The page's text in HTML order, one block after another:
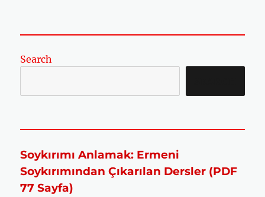
Search
Soykırımı Anlamak: Ermeni
Soykırımından Çıkarılan Dersler (PDF
77 Sayfa)